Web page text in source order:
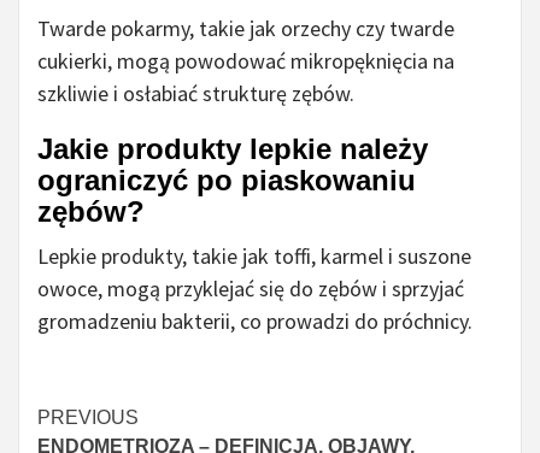
Twarde pokarmy, takie jak orzechy czy twarde
cukierki, mogą powodować mikropęknięcia na
szkliwie i osłabiać strukturę zębów.
Jakie produkty lepkie należy
ograniczyć po piaskowaniu
zębów?
Lepkie produkty, takie jak toffi, karmel i suszone
owoce, mogą przyklejać się do zębów i sprzyjać
gromadzeniu bakterii, co prowadzi do próchnicy.
Czytaj
PREVIOUS
ENDOMETRIOZA – DEFINICJA, OBJAWY,